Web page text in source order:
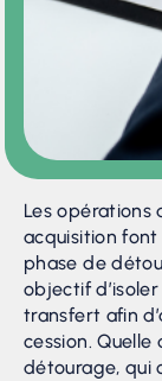
Les opérations
acquisition font
phase de
objectif
transfert afin
cession. Quelle
détourage, qui